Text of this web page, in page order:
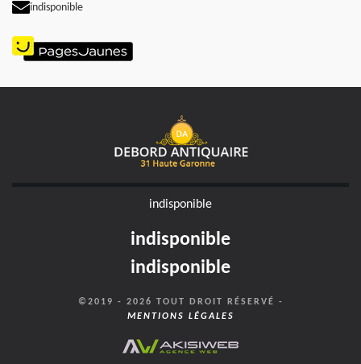
indisponible
indisponible
indisponible
indisponible
©2019 - 2026 TOUT DROIT RÉSERVÉ -
MENTIONS LÉGALES